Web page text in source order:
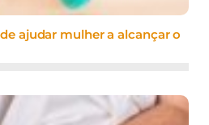
ajudar mulher a alcançar o